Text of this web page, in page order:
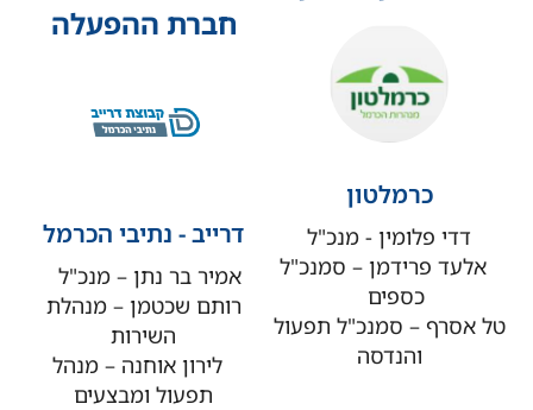
כרמלטון
דדי פלומין - מנכ"ל
אלעד פרידמן – סמנכ"ל
כספים
טל אסרף – סמנכ"ל תפעול
והנדסה
חברת ההפעלה
דרייב - נתיבי הכרמל
אמיר בר נתן – מנכ"ל
רותם שכטמן – מנהלת
השירות
לירון אוחנה – מנהל
תפעול ומבצעים